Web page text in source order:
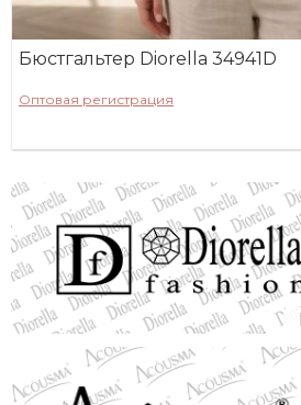
Бюстгальтер Diorella 34941D
Оптовая регистрация